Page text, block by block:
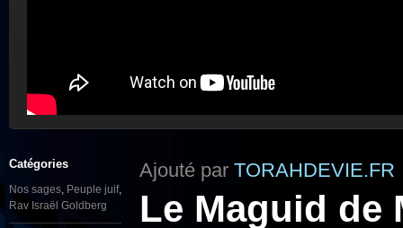
Catégories
Nos sages, Peuple juif,
Rav Israël Goldberg
Ajouté par TORAHDEVIE.FR
Le Maguid de